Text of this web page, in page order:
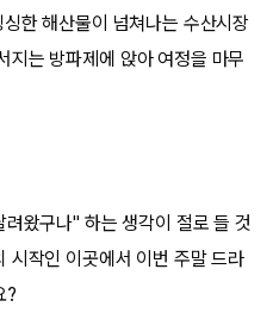
한 해산물이 넘쳐나는 수산시장
지는 방파제에 앉아 여정을 마무
왔구나" 하는 생각이 절로 들 것
시작인 이곳에서 이번 주말 드라
?